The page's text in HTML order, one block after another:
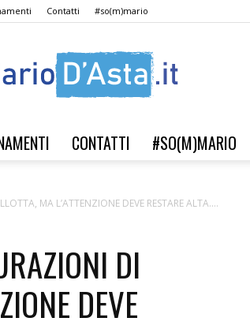
Contatti #so(m)mario
il
CONTATTI #SO(M)MARIO
MA L’ATTENZIONE DEVE RESTARE ALTA....
DI
DEVE